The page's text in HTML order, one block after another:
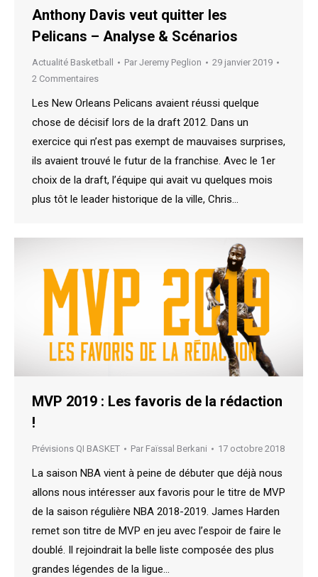
Anthony Davis veut quitter les
Pelicans – Analyse & Scénarios
Actualité Basketball Par Jeremy Peglion
29 janvier 2019
2 Commentaires
Les New Orleans Pelicans avaient réussi quelque
chose de décisif lors de la draft 2012. Dans un
exercice qui n’est pas exempt de mauvaises surprises,
ils avaient trouvé le futur de la franchise. Avec le 1er
choix de la draft, l’équipe qui avait vu quelques mois
plus tôt le leader historique de la ville, Chris…
MVP 2019 : Les favoris de la rédaction
!
Prévisions QI BASKET Par Faïssal Berkani 17 octobre 2018
La saison NBA vient à peine de débuter que déjà nous
allons nous intéresser aux favoris pour le titre de MVP
de la saison régulière NBA 2018-2019. James Harden
remet son titre de MVP en jeu avec l’espoir de faire le
doublé. Il rejoindrait la belle liste composée des plus
grandes légendes de la ligue…